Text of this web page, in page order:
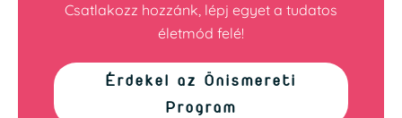
Csatlakozz hozzánk, lépj egyet a tudatos
életmód felé!
Érdekel az Önismereti
Program